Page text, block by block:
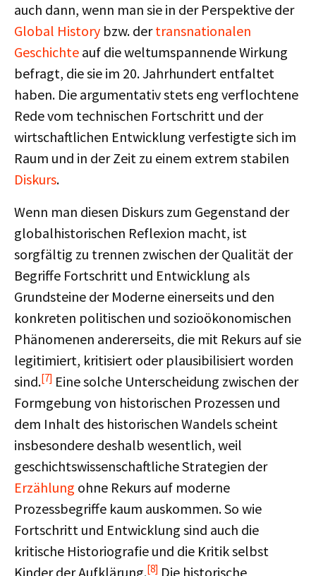
auch dann, wenn man sie in der Perspektive der
Global History bzw. dertransnationalen
Geschichte auf die weltumspannende Wirkung
befragt, die sie im 20. Jahrhundert entfaltet
haben. Die argumentativ stets eng verflochtene
Rede vom technischen Fortschritt und der
wirtschaftlichen Entwicklung verfestigte sich im
Raum und in der Zeit zu einem extrem stabilen
Diskurs.
Wenn man diesen Diskurs zum Gegenstand der
globalhistorischen Reflexion macht, ist
sorgfältig zu trennen zwischen der Qualität der
Begriffe Fortschritt und Entwicklung als
Grundsteine der Moderne einerseits und den
konkreten politischen und sozioökonomischen
Phänomenen andererseits, die mit Rekurs auf sie
legitimiert, kritisiert oder plausibilisiert worden
sind.[7] Eine solche Unterscheidung zwischen der
Formgebung von historischen Prozessen und
dem Inhalt des historischen Wandels scheint
insbesondere deshalb wesentlich, weil
geschichtswissenschaftliche Strategien der
Erzählung ohne Rekurs auf moderne
Prozessbegriffe kaum auskommen. So wie
Fortschritt und Entwicklung sind auch die
kritische Historiografie und die Kritik selbst
Kinder der Aufklärung.[8] Die historische